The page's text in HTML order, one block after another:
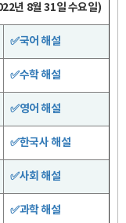
년 8월 31일 수요일)
✅국어 해설
✅수학 해설
✅영어 해설
✅한국사 해설
✅사회 해설
✅과학 해설